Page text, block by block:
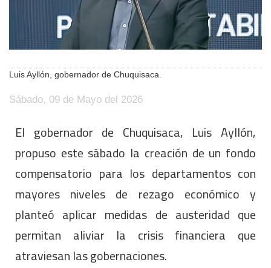
Luis Ayllón, gobernador de Chuquisaca.
Sábado, 09 de Mayo del 2026
El gobernador de Chuquisaca, Luis Ayllón,
propuso este sábado la creación de un fondo
compensatorio para los departamentos con
mayores niveles de rezago económico y
planteó aplicar medidas de austeridad que
permitan aliviar la crisis financiera que
atraviesan las gobernaciones.